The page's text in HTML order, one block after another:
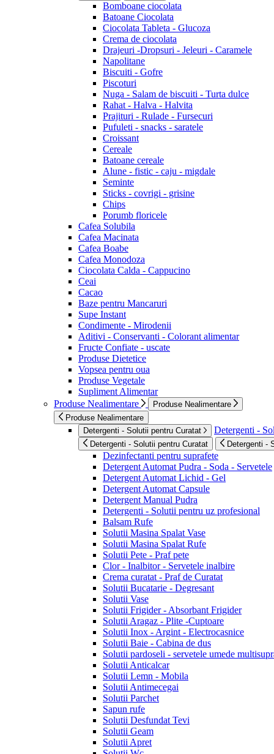
Bomboane ciocolata
Batoane Ciocolata
Ciocolata Tableta - Glucoza
Crema de ciocolata
Drajeuri -Dropsuri - Jeleuri - Caramele
Napolitane
Biscuiti - Gofre
Piscoturi
Nuga - Salam de biscuiti - Turta dulce
Rahat - Halva - Halvita
Prajituri - Rulade - Fursecuri
Pufuleti - snacks - saratele
Croissant
Cereale
Batoane cereale
Alune - fistic - caju - migdale
Seminte
Sticks - covrigi - grisine
Chips
Porumb floricele
Cafea Solubila
Cafea Macinata
Cafea Boabe
Cafea Monodoza
Ciocolata Calda - Cappucino
Ceai
Cacao
Baze pentru Mancaruri
Supe Instant
Condimente - Mirodenii
Aditivi - Conservanti - Colorant alimentar
Fructe Confiate - uscate
Produse Dietetice
Vopsea pentru oua
Produse Vegetale
Supliment Alimentar
Produse Nealimentare
Produse Nealimentare
Produse Nealimentare
Detergenti - Solutii pentru Curatat
Detergenti -
Detergenti - Solutii pentru Curatat Detergenti -
Dezinfectanti pentru suprafete
Detergent Automat Pudra - Soda - Servetele
Detergent Automat Lichid - Gel
Detergent Automat Capsule
Detergent Manual Pudra
Detergenti - Solutii pentru uz profesional
Balsam Rufe
Solutii Masina Spalat Vase
Solutii Masina Spalat Rufe
Solutii Pete - Praf pete
Clor - Inalbitor - Servetele inalbire
Crema curatat - Praf de Curatat
Solutii Bucatarie - Degresant
Solutii Vase
Solutii Frigider - Absorbant Frigider
Solutii Aragaz - Plite -Cuptoare
Solutii Inox - Argint - Electrocasnice
Solutii Baie - Cabina de dus
Solutii pardoseli - servetele umede
Solutii Anticalcar
Solutii Lemn - Mobila
Solutii Antimecegai
Solutii Parchet
Sapun rufe
Solutii Desfundat Tevi
Solutii Geam
Solutii Apret